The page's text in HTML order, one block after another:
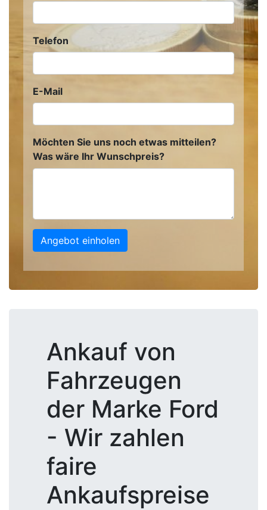
Telefon
E-Mail
Möchten Sie uns noch etwas mitteilen?
Was wäre Ihr Wunschpreis?
Angebot einholen
Ankauf von
Fahrzeugen
der Marke Ford
- Wir zahlen
faire
Ankaufspreise